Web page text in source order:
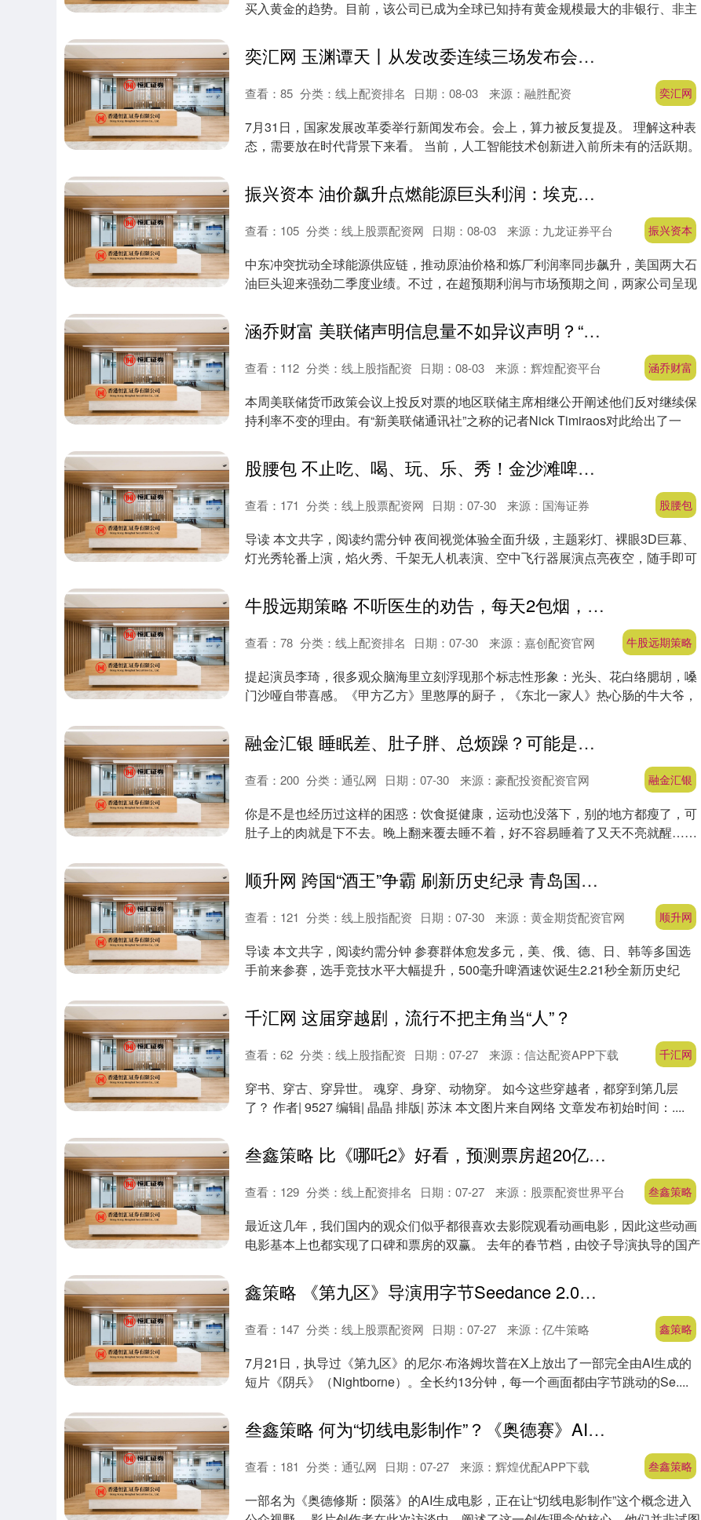
买入黄金的趋势。目前，该公司已成为全球已知持有黄金规模最大的非银行、非主
奕汇网 玉渊谭天丨从发改委连续三场发布会看中国人工智能发展
奕汇网
日期：08-03 来源：融胜配资
查看： 85 分类： 线上配资排名
7月31日，国家发展改革委举行新闻发布会。会上，算力被反复提及。 理解这种表
态，需要放在时代背景下来看。 当前，人工智能技术创新进入前所未有的活跃期。
振兴资本 油价飙升点燃能源巨头利润：埃克森美孚四年最高盈利仍逊预期，雪佛龙超预期创六年新高
振兴资本
日期：08-03 来源：九龙证券平台
查看： 105 分类： 线上股票配资网
中东冲突扰动全球能源供应链，推动原油价格和炼厂利润率同步飙升，美国两大石
油巨头迎来强劲二季度业绩。不过，在超预期利润与市场预期之间，两家公司呈现
涵乔财富 美联储声明信息量不如异议声明？“新美联储通讯社”：三名反对票官员更清楚解释为何应加息
涵乔财富
日期：08-03 来源：辉煌配资平台
查看： 112 分类： 线上股指配资
本周美联储货币政策会议上投反对票的地区联储主席相继公开阐述他们反对继续保
持利率不变的理由。有“新美联储通讯社”之称的记者Nick Timiraos对此给出了一
股腰包 不止吃、喝、玩、乐、秀！金沙滩啤酒城多业态聚集一站式狂欢
股腰包
日期：07-30 来源：国海证券
查看： 171 分类： 线上股票配资网
导读 本文共字，阅读约需分钟 夜间视觉体验全面升级，主题彩灯、裸眼3D巨幕、
灯光秀轮番上演，焰火秀、千架无人机表演、空中飞行器展演点亮夜空，随手即可
牛股远期策略 不听医生的劝告，每天2包烟，顿顿8两白酒的李琦，现如今咋样了
牛股远期策略
日期：07-30 来源：嘉创配资官网
查看： 78 分类： 线上配资排名
提起演员李琦，很多观众脑海里立刻浮现那个标志性形象：光头、花白络腮胡，嗓
门沙哑自带喜感。《甲方乙方》里憨厚的厨子，《东北一家人》热心肠的牛大爷，
融金汇银 睡眠差、肚子胖、总烦躁？可能是皮质醇在“报警”！4个改善法请收好
融金汇银
日期：07-30 来源：豪配投资配资官网
查看： 200 分类： 通弘网
你是不是也经历过这样的困惑：饮食挺健康，运动也没落下，别的地方都瘦了，可
肚子上的肉就是下不去。晚上翻来覆去睡不着，好不容易睡着了又天不亮就醒……
顺升网 跨国“酒王”争霸 刷新历史纪录 青岛国际啤酒节这个传统节目格局大开
顺升网
日期：07-30 来源：黄金期货配资官网
查看： 121 分类： 线上股指配资
导读 本文共字，阅读约需分钟 参赛群体愈发多元，美、俄、德、日、韩等多国选
手前来参赛，选手竞技水平大幅提升，500毫升啤酒速饮诞生2.21秒全新历史纪
千汇网 这届穿越剧，流行不把主角当“人”？
千汇网
日期：07-27 来源：信达配资APP下载
查看： 62 分类： 线上股指配资
穿书、穿古、穿异世。 魂穿、身穿、动物穿。 如今这些穿越者，都穿到第几层
了？ 作者| 9527 编辑| 晶晶 排版| 苏沫 本文图片来自网络 文章发布初始时间：....
叁鑫策略 比《哪吒2》好看，预测票房超20亿，《阿嬷的情书》第三名不保了
叁鑫策略
日期：07-27 来源：股票配资世界平台
查看： 129 分类： 线上配资排名
最近这几年，我们国内的观众们似乎都很喜欢去影院观看动画电影，因此这些动画
电影基本上也都实现了口碑和票房的双赢。 去年的春节档，由饺子导演执导的国产
鑫策略 《第九区》导演用字节Seedance 2.0生成首部AI短片《阴兵》
鑫策略
日期：07-27 来源：亿牛策略
查看： 147 分类： 线上股票配资网
7月21日，执导过《第九区》的尼尔·布洛姆坎普在X上放出了一部完全由AI生成的
短片《阴兵》（Nightborne）。全长约13分钟，每一个画面都由字节跳动的Se....
叁鑫策略 何为“切线电影制作”？《奥德赛》AI电影创作谈
叁鑫策略
日期：07-27 来源：辉煌优配APP下载
查看： 181 分类： 通弘网
一部名为《奥德修斯：陨落》的AI生成电影，正在让“切线电影制作”这个概念进入